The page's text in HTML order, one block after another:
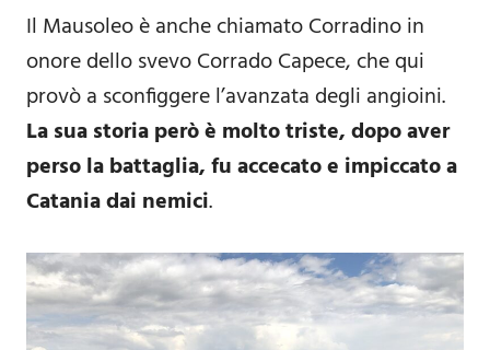
Il Mausoleo è anche chiamato Corradino in
onore dello svevo Corrado Capece, che qui
provò a sconfiggere l’avanzata degli angioini.
La sua storia però è molto triste, dopo aver
perso la battaglia, fu accecato e impiccato a
Catania dai nemici.